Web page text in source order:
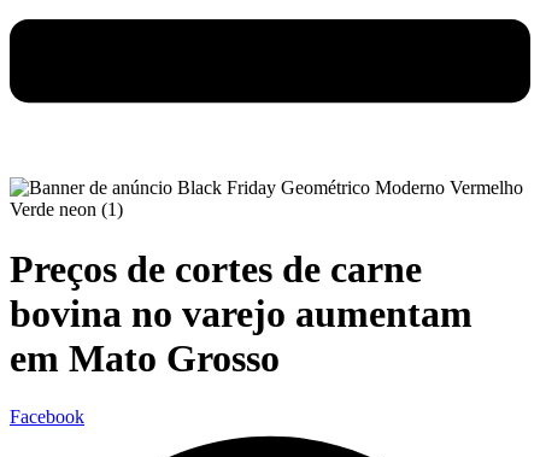
Preços de cortes de carne
bovina no varejo aumentam
em Mato Grosso
Facebook